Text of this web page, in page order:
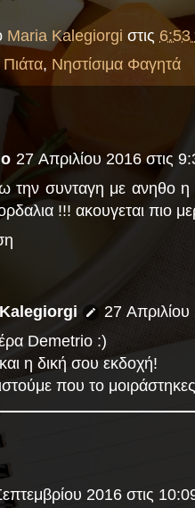
Maria Kalegiorgi στις
, Νηστίσιμα Φαγητά
27 Απριλίου 2016 στις
την συνταγη με ανηθο η
!!! ακουγεται πιο
27
Demetrio :)
η δική σου εκδοχή!
που το
2016 στις